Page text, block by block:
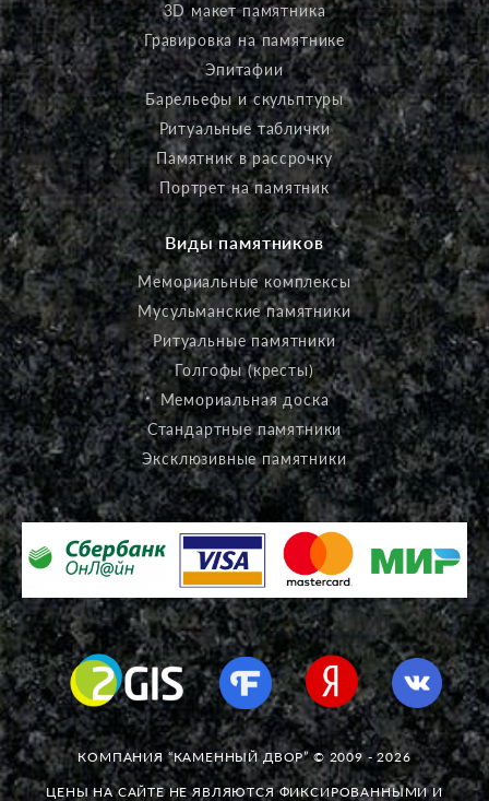
3D макет памятника
Гравировка на памятнике
Эпитафии
Барельефы и скульптуры
Ритуальные таблички
Памятник в рассрочку
Портрет на памятник
Виды памятников
Мемориальные комплексы
Мусульманские памятники
Ритуальные памятники
Голгофы (кресты)
Мемориальная доска
Стандартные памятники
Эксклюзивные памятники
КОМПАНИЯ “КАМЕННЫЙ ДВОР” © 2009 - 2026
ЦЕНЫ НА САЙТЕ НЕ ЯВЛЯЮТСЯ ФИКСИРОВАННЫМИ И